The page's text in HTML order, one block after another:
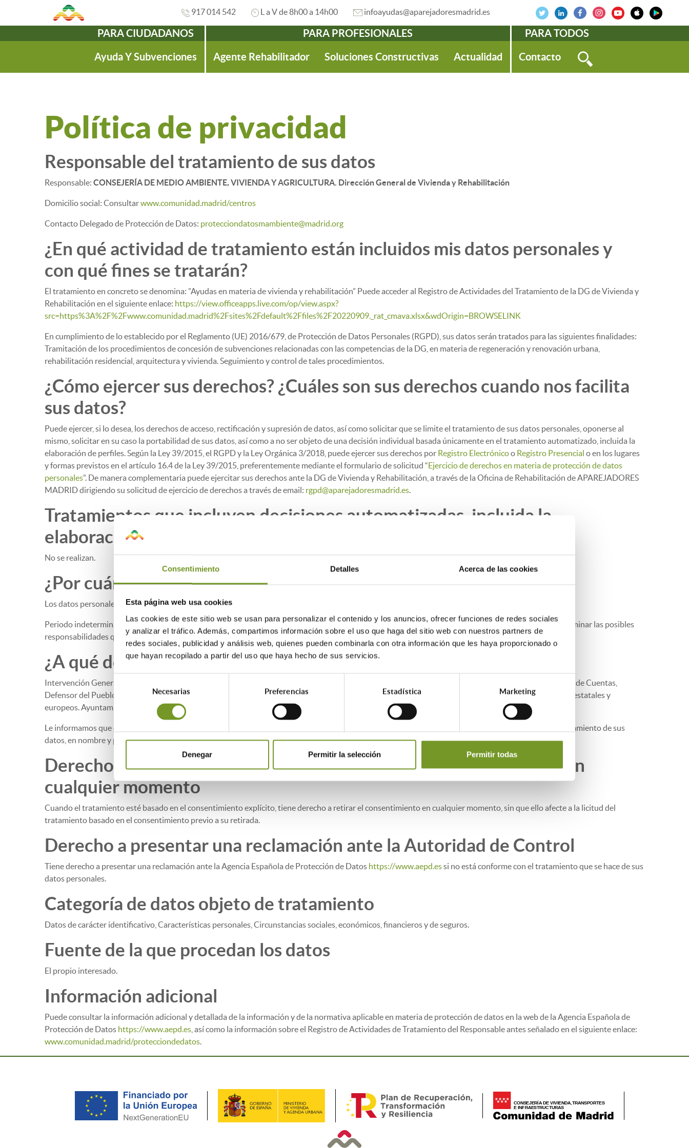
Consentimiento Detalles Acerca de las cookies
Esta página web usa cookies
Las cookies de este sitio web se usan para personalizar el contenido y los anuncios, ofrecer funciones de redes sociales
y analizar el tráfico. Además, compartimos información sobre el uso que haga del sitio web con nuestros partners de
redes sociales, publicidad y análisis web, quienes pueden combinarla con otra información que les haya proporcionado o
que hayan recopilado a partir del uso que haya hecho de sus servicios.
consentimiento
Necesarias Preferencias Estadística Marketing
Denegar Permitir la selección Permitir todas
917 014 542 L a V de 8h00 a 14h00 infoayudas@aparejadoresmadrid.es
Navegación
PARA CIUDADANOS
Ayuda Y Subvenciones
PARA PROFESIONALES
Agente Rehabilitador
Soluciones Constructivas Actualidad
PARA TODOS
Contacto
Política de privacidad
Responsable del tratamiento de sus datos
Responsable: CONSEJERÍA DE MEDIO AMBIENTE, VIVIENDA Y AGRICULTURA. Dirección General de Vivienda y Rehabilitación
Domicilio social: Consultarwww.comunidad.madrid/centros
Contacto Delegado de Protección de Datos: protecciondatosmambiente@madrid.org
¿En qué actividad de tratamiento están incluidos mis datos personales y
con qué fines se tratarán?
El tratamiento en concreto se denomina: ”Ayudas en materia de vivienda y rehabilitación” Puede acceder al Registro de Actividades del Tratamiento de la DG de Vivienda y
Rehabilitación en el siguiente enlace: https://view.officeapps.live.com/op/view.aspx?
src=https%3A%2F%2Fwww.comunidad.madrid%2Fsites%2Fdefault%2Ffiles%2F20220909._rat_cmava.xlsx&wdOrigin=BROWSELINK
En cumplimiento de lo establecido por el Reglamento (UE) 2016/679, de Protección de Datos Personales (RGPD), sus datos serán tratados para las siguientes finalidades:
Tramitación de los procedimientos de concesión de subvenciones relacionadas con las competencias de la DG, en materia de regeneración y renovación urbana,
rehabilitación residencial, arquitectura y vivienda. Seguimiento y control de tales procedimientos.
¿Cómo ejercer sus derechos? ¿Cuáles son sus derechos cuando nos facilita
sus datos?
Puede ejercer, si lo desea, los derechos de acceso, rectificación y supresión de datos, así como solicitar que se limite el tratamiento de sus datos personales, oponerse al
mismo, solicitar en su caso la portabilidad de sus datos, así como a no ser objeto de una decisión individual basada únicamente en el tratamiento automatizado, incluida la
elaboración de perfiles. Según la Ley 39/2015, el RGPD y la Ley Orgánica 3/2018, puede ejercer sus derechos por Registro Electrónicoo Registro Presencial o en los lugares
y formas previstos en el artículo 16.4 de la Ley 39/2015, preferentemente mediante el formulario de solicitud “Ejercicio de derechos en materia de protección de datos
personales”. De manera complementaria puede ejercitar sus derechos ante la DG de Vivienda y Rehabilitación, a través de la Oficina de Rehabilitación de APAREJADORES
MADRID dirigiendo su solicitud de ejercicio de derechos a través de email: rgpd@aparejadoresmadrid.es.
Tratamientos que incluyen decisiones automatizadas, incluida la
elaboración de perfiles, con efectos jurídicos o relevantes.
No se realizan.
¿Por cuánto tiempo conservaremos sus datos personales?
Los datos personales proporcionados se conservarán por el siguiente periodo:
Periodo indeterminado. Los datos se mantendrán durante el tiempo que es necesario para cumplir con la finalidad para la que se recabaron y para determinar las posibles
responsabilidades que se pudieran derivar de dicha finalidad y del tratamiento de los datos.
¿A qué destinatarios se comunicarán sus datos?
Intervención General, Tesorería General y otros órganos de la Comunidad de Madrid que participan en el procedimiento. Tribunales de Justicia, Tribunal de Cuentas,
Defensor del Pueblo y otras Instituciones de control, especialmente de la AGE y órganos de la Unión Europea a efectos de auditoría y control de fondos estatales y
europeos. Ayuntamientos, Entidades Colaboradoras y Ministerio de Fomento. Interesados en el procedimiento.
Le informamos que el Colegio de Aparejadores y Arquitectos Técnicos de Madrid como Oficina de Rehabilitación, actúa en calidad de encargado del tratamiento de sus
datos, en nombre y por cuenta de la DG de Vivienda y Rehabilitación
Derecho a retirar el consentimiento prestado para el tratamiento en
cualquier momento
Cuando el tratamiento esté basado en el consentimiento explícito, tiene derecho a retirar el consentimiento en cualquier momento, sin que ello afecte a la licitud del
tratamiento basado en el consentimiento previo a su retirada.
Derecho a presentar una reclamación ante la Autoridad de Control
Tiene derecho a presentar una reclamación ante la Agencia Española de Protección de Datos https://www.aepd.essi no está conforme con el tratamiento que se hace de sus
datos personales.
Categoría de datos objeto de tratamiento
Datos de carácter identificativo, Características personales, Circunstancias sociales, económicos, financieros y de seguros.
Fuente de la que procedan los datos
El propio interesado.
Información adicional
Puede consultar la información adicional y detallada de la información y de la normativa aplicable en materia de protección de datos en la web de la Agencia Española de
Protección de Datos https://www.aepd.es , así como la información sobre el Registro de Actividades de Tratamiento del Responsable antes señalado en el siguiente enlace:
www.comunidad.madrid/protecciondedatos.